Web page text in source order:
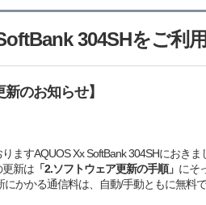
304SHをご利
新のお知らせ】
ますAQUOS Xx SoftBank 304SHにおき
更新は 「2.ソフトウェア更新の手順」 にそ
かかる通信料は、自動/手動ともに無料で